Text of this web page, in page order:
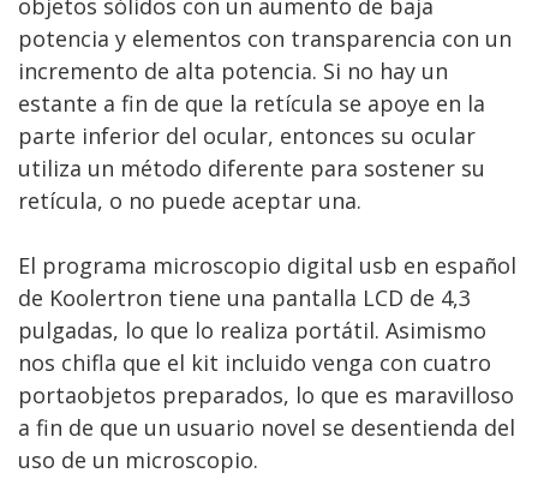
objetos sólidos con un aumento de baja
potencia y elementos con transparencia con un
incremento de alta potencia. Si no hay un
estante a fin de que la retícula se apoye en la
parte inferior del ocular, entonces su ocular
utiliza un método diferente para sostener su
retícula, o no puede aceptar una.
El programa microscopio digital usb en español
de Koolertron tiene una pantalla LCD de 4,3
pulgadas, lo que lo realiza portátil. Asimismo
nos chifla que el kit incluido venga con cuatro
portaobjetos preparados, lo que es maravilloso
a fin de que un usuario novel se desentienda del
uso de un microscopio.